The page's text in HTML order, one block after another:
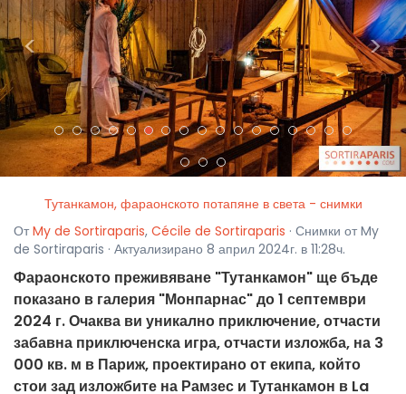
< >
Тутанкамон, фараонското потапяне в света - снимки
От My de Sortiraparis, Cécile de Sortiraparis · Снимки от My
de Sortiraparis · Актуализирано 8 април 2024г. в 11:28ч.
Фараонското преживяване "Тутанкамон" ще бъде
показано в галерия "Монпарнас" до 1 септември
2024 г. Очаква ви уникално приключение, отчасти
забавна приключенска игра, отчасти изложба, на 3
000 кв. м в Париж, проектирано от екипа, който
стои зад изложбите на Рамзес и Тутанкамон в La